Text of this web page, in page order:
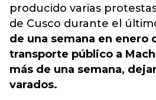
producido varias
de Cusco durante el
de una semana en enero
transporte público a
más de una semana,
varados.